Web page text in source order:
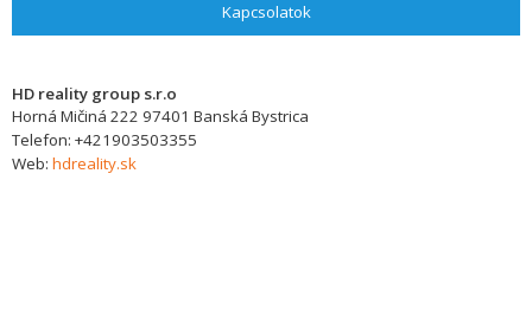
Kapcsolatok
HD reality group s.r.o
Horná Mičiná 222 97401 Banská Bystrica
Telefon: +421903503355
Web: hdreality.sk